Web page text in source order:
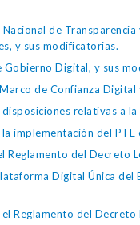
de
y sus modificatorias.
Digital, y sus
de Confianza
relativas a
implementación del
Reglamento del Decreto
Digital Única
Reglamento del Decreto